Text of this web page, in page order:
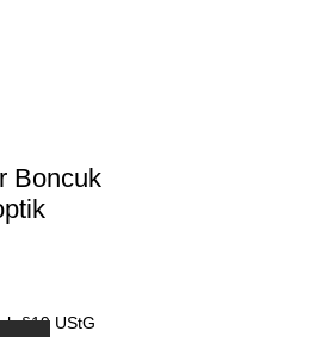
Boncuk
§19 UStG